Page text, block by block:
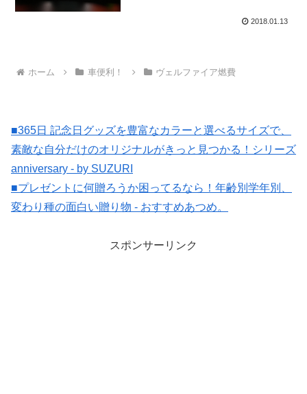
2018.01.13
ホーム 車便利！ ヴェルファイア燃費
■365日 記念日グッズを豊富なカラーと選べるサイズで、
素敵な自分だけのオリジナルがきっと見つかる！シリーズ
anniversary - by SUZURI
■プレゼントに何贈ろうか困ってるなら！年齢別学年別、
変わり種の面白い贈り物 - おすすめあつめ。
スポンサーリンク